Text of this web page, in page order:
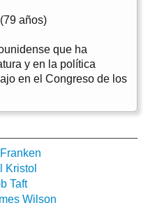
años)
que ha
y en la política
en el Congreso de los
Kristol
Taft
Wilson